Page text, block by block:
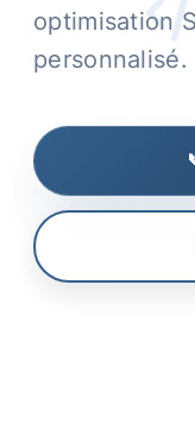
optimisation
personnalisé.